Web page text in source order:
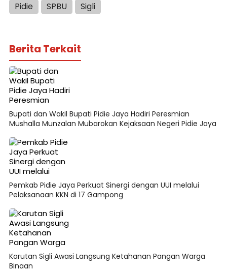
Pidie SPBU Sigli
Berita Terkait
Bupati dan Wakil Bupati Pidie Jaya Hadiri Peresmian
Mushalla Munzalan Mubarokan Kejaksaan Negeri Pidie Jaya
Pemkab Pidie Jaya Perkuat Sinergi dengan UUI melalui
Pelaksanaan KKN di 17 Gampong
Karutan Sigli Awasi Langsung Ketahanan Pangan Warga
Binaan